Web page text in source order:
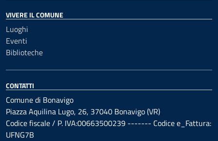
VIVERE IL COMUNE
Luoghi
Eventi
Biblioteche
CONTATTI
Comune di Bonavigo
Piazza Aquilina Lugo, 26, 37040 Bonavigo (VR)
Codice fiscale / P. IVA:00663500239 ------- Codice e_Fattura:
UFNG7B